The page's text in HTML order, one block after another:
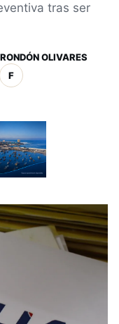
tras ser
OLIVARES
F